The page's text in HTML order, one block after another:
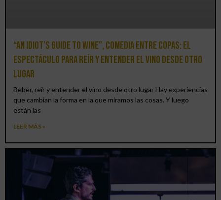
“An Idiot’s Guide to Wine”, comedia entre copas: el
espectáculo para reír y entender el vino desde otro
lugar
Beber, reír y entender el vino desde otro lugar Hay experiencias
que cambian la forma en la que miramos las cosas. Y luego
están las
LEER MÁS »